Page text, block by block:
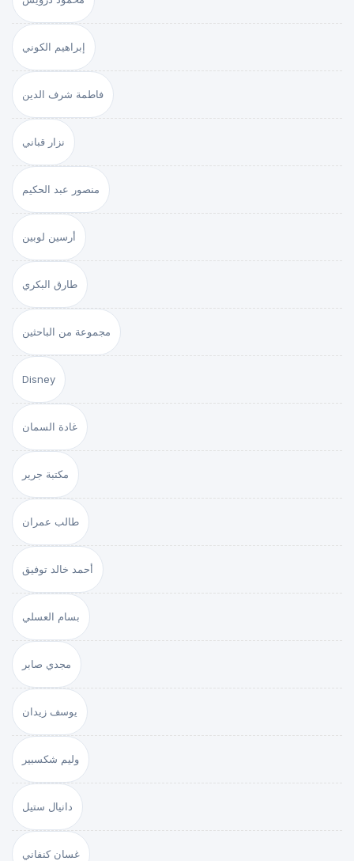
إبراهيم الكوني
فاطمة شرف الدين
نزار قباني
منصور عبد الحكيم
أرسين لوبين
طارق البكري
مجموعة من الباحثين
Disney
غادة السمان
مكتبة جرير
طالب عمران
أحمد خالد توفيق
بسام العسلي
مجدي صابر
يوسف زيدان
وليم شكسبير
دانيال ستيل
غسان كنفاني